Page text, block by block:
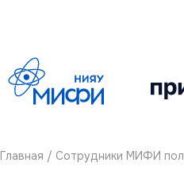
Главная / Сотрудники МИФИ